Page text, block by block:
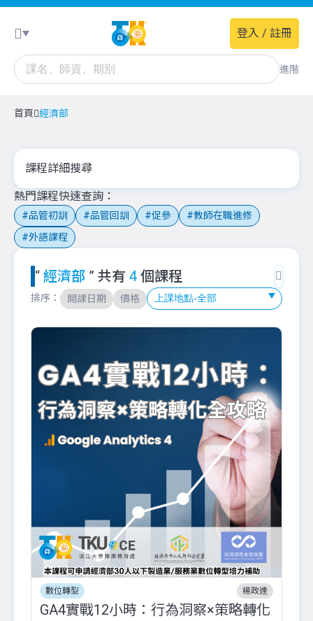
進階
登入 / 註冊
首頁 經濟部
課程詳細搜尋
熱門課程快速查詢
品管初訓 品管回訓 促參
教師在職進修
外語課程
“ 經濟部 ” 共有 4 個課程
排序： 開課日期 價格
數位轉型 楊政達
GA4實戰12小時：行為洞察×策略轉化